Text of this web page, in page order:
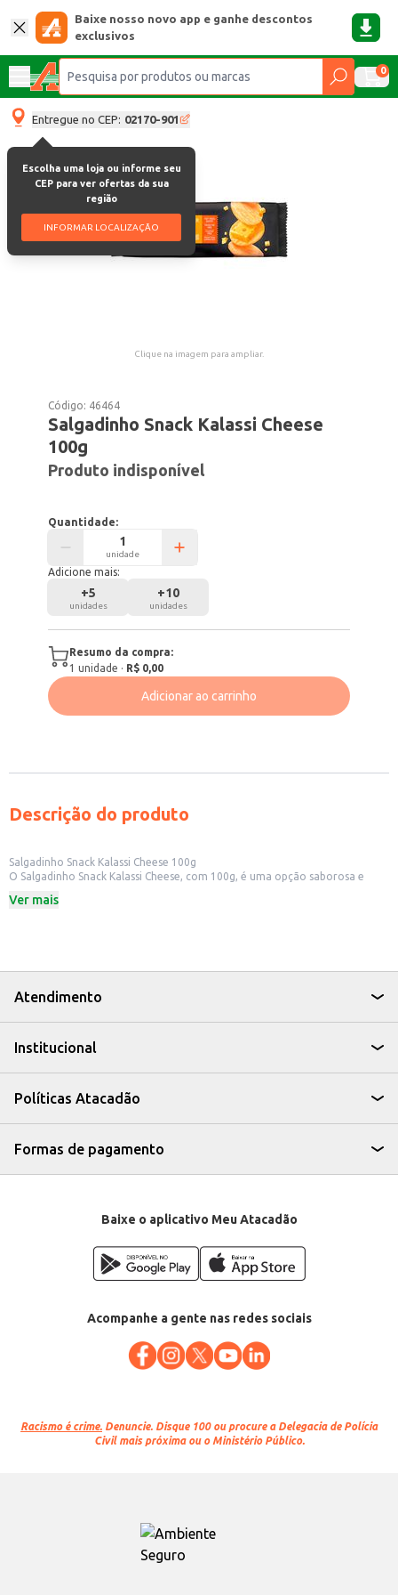
Baixe nosso novo app e ganhe descontos
exclusivos
0
Entregue no CEP: 02170-901
Escolha uma loja ou informe seu
CEP para ver ofertas da sua
região
INFORMAR LOCALIZAÇÃO
Clique na imagem para ampliar.
Código: 46464
Salgadinho Snack Kalassi Cheese
100g
Produto indisponível
Quantidade:
unidade
Adicione mais:
+5
unidades
+10
unidades
Resumo da compra:
1 unidade · R$ 0,00
Adicionar ao carrinho
Descrição do produto
Salgadinho Snack Kalassi Cheese 100g
O Salgadinho Snack Kalassi Cheese, com 100g, é uma opção saborosa e
casa, no escritório ou para revenda em pequenos comércios, como
Ideal para ter sempre à mão para um lanche rápido.
Excelente para revenda em estabelecimentos comerciais.
Com o Salgadinho Snack Kalassi Cheese, você tem um produto saboroso e
Ver mais
Atendimento
Institucional
Políticas Atacadão
Formas de pagamento
Baixe o aplicativo Meu Atacadão
Acompanhe a gente nas redes sociais
Racismo é crime. Denuncie. Disque 100 ou procure a Delegacia de Polícia
Civil mais próxima ou o Ministério Público.